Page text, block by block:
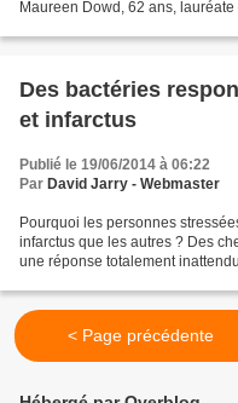
Maureen Dowd, 62 ans,
Des bactéries
et infarctus
Publié le 19/06/2014 à 06:22
Par David Jarry - Webmaster
Pourquoi les personnes
infarctus que les autres ? Des
une réponse totalement
< Page précédente